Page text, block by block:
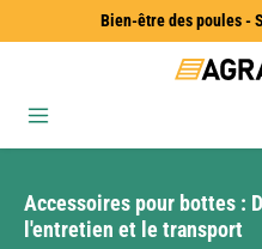
Passer au contenu principal
Bien-être des poules -
Accessoires pour bottes :
l'entretien et le transport